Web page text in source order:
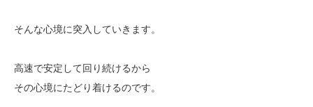
そんな心境に突入していきます。
高速で安定して回り続けるから
その心境にたどり着けるのです。